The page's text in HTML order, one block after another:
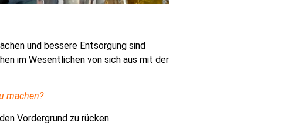
und bessere Entsorgung sind
im Wesentlichen von sich aus mit der
machen?
Vordergrund zu rücken.